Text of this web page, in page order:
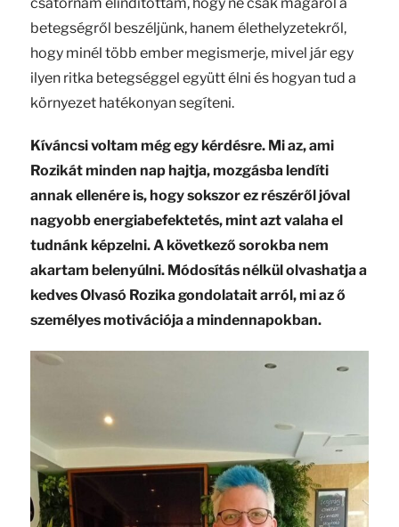
csatornám elindítottam, hogy ne csak magáról a
betegségről beszéljünk, hanem élethelyzetekről,
hogy minél több ember megismerje, mivel jár egy
ilyen ritka betegséggel együtt élni és hogyan tud a
környezet hatékonyan segíteni.
Kíváncsi voltam még egy kérdésre. Mi az, ami
Rozikát minden nap hajtja, mozgásba lendíti
annak ellenére is, hogy sokszor ez részéről jóval
nagyobb energiabefektetés, mint azt valaha el
tudnánk képzelni. A következő sorokba nem
akartam belenyúlni. Módosítás nélkül olvashatja a
kedves Olvasó Rozika gondolatait arról, mi az ő
személyes motivációja a mindennapokban.